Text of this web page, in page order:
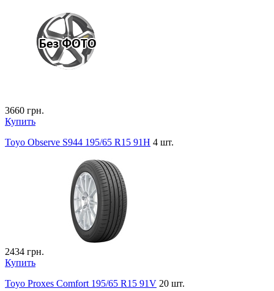
3660 грн.
Купить
Toyo Observe S944 195/65 R15 91H 4 шт.
2434 грн.
Купить
Toyo Proxes Comfort 195/65 R15 91V 20 шт.